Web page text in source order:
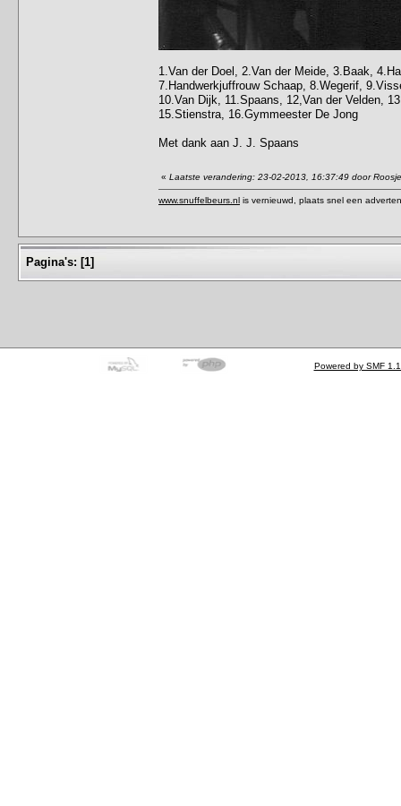
1.Van der Doel, 2.Van der Meide, 3.Baak,
7.Handwerkjuffrouw Schaap, 8.Wegerif,
10.Van Dijk, 11.Spaans, 12,Van der Velden,
15.Stienstra, 16.Gymmeester De Jong
Met dank aan J. J. Spaans
« Laatste verandering: 23-02-2013, 16:37:49 door Roosje
www.snuffelbeurs.nl is vernieuwd, plaats snel een
Pagina's: [1]
Powered by SMF